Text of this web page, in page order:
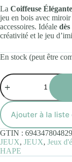
La Coiffeuse
jeu en bois avec
accessoires. Idéale dès
créativité et le jeu
En stock (peut être
quantité
de
Coiffeuse
Élégante
HapeAjouter à la liste
GTIN :
JEUX, JEUX, Jeux
HAPE